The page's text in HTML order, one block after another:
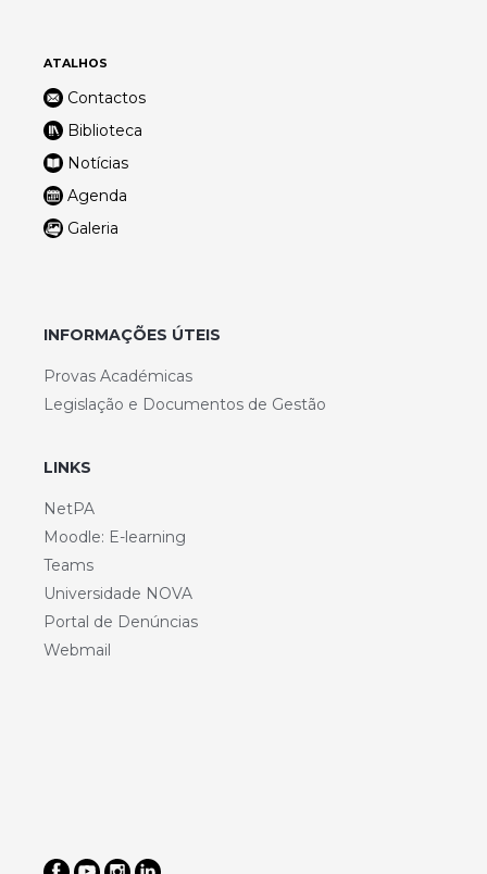
ATALHOS
Contactos
Biblioteca
Notícias
Agenda
Galeria
INFORMAÇÕES ÚTEIS
Provas Académicas
Legislação e Documentos de Gestão
LINKS
NetPA
Moodle: E-learning
Teams
Universidade NOVA
Portal de Denúncias
Webmail